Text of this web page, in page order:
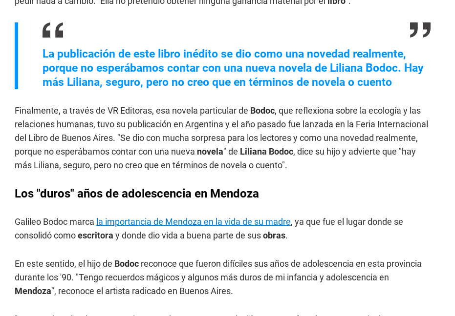
La publicación de este libro inédito se dio como una novedad realmente,
porque no esperábamos contar con una nueva novela de Liliana Bodoc. Hay
más Liliana, seguro, pero no creo que en términos de novela o cuento
Finalmente, a través de VR Editoras, esa novela particular de Bodoc, que reflexiona sobre la ecología y las
relaciones humanas, tuvo su publicación en Argentina y el año pasado fue lanzada en la Feria Internacional
del Libro de Buenos Aires. "Se dio con mucha sorpresa para los lectores y como una novedad realmente,
porque no esperábamos contar con una nueva novela" de Liliana Bodoc, dice su hijo y advierte que "hay
más Liliana, seguro, pero no creo que en términos de novela o cuento".
Los "duros" años de adolescencia en Mendoza
Galileo Bodoc marca la importancia de Mendoza en la vida de su madre, ya que fue el lugar donde se
consolidó comoescritora y donde dio vida a buena parte de susobras.
En este sentido, el hijo de Bodoc reconoce que fueron difíciles sus años de adolescencia en esta provincia
durante los '90. "Tengo recuerdos mágicos y algunos más duros de mi infancia y adolescencia en
Mendoza", reconoce el artista radicado en Buenos Aires.